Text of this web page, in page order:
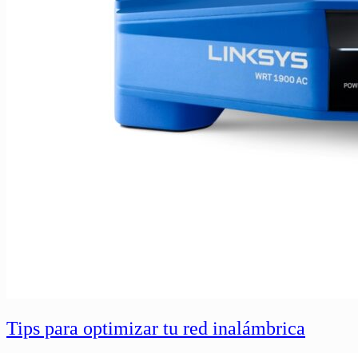
Tips para optimizar tu red inalámbrica